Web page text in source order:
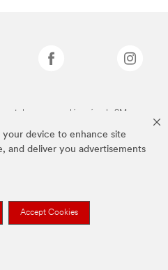
your device to enhance site
and deliver you advertisements
Accept Cookies
des marques déposées de 3M.